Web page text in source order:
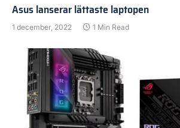
Asus lanserar lättaste laptopen
1 december, 2022 1 Min Read